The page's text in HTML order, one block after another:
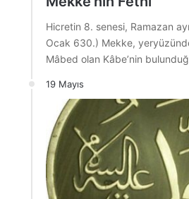
Hicretin 8. senesi, Ramazan
Ocak 630.) Mekke,
Mâbed olan Kâbe’nin
19 Mayıs